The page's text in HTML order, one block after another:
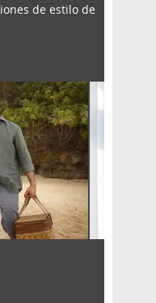
de estilo de